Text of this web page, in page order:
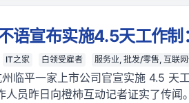
语宣布实施4.5天工作
IT之家 白领受雇者 服务业, 批发/零售, 互联
临平一家上市公司官宣实施 4.5 天
人员昨日向橙柿互动记者证实了传